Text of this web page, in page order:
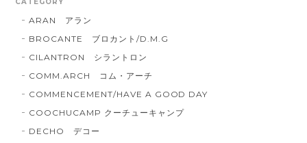
ARAN アラン
BROCANTE ブロカント/D.M.G
CILANTRON シラントロン
COMM.ARCH コム・アーチ
COMMENCEMENT/HAVE A GOOD DAY
COOCHUCAMP クーチューキャンプ
DECHO デコー